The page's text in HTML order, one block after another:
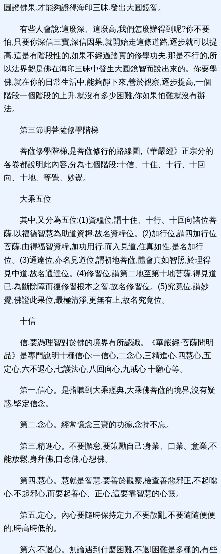
圓證佛果,才能夠證得海印三昧,發出大圓鏡智。
有些人會說:這麼深、這麼高,我們怎麼辦得到呢?你不要
怕,只要你深信三寶,深信因果,就開始走這條道路,逐步就可以提
高,這是有階段性的,如果不經過踏實的修學功夫,那是不行的,所
以法界觀是佛在海印三昧中發生大圓鏡智而說出來的。你要學
佛,就在你的日常生活中,能夠靜下來,善於觀察,逐步提高,一個
階段一個階段的上升,就沒有多少困難,你如果怕難就沒有辦
法。
第三節明菩薩修學階梯
菩薩修學階梯,是菩薩修行的路線圖,《華嚴經》正宗分的
各卷都說明此內容,分為七個階段:十信、十住、十行、十回
向、十地、等覺、妙覺。
大乘五位
其中,又分為五位:(1)資糧位,謂十住、十行、十回向諸位菩
薩,以福德智慧為助道資糧,故名資糧位。(2)加行位,謂四加行位
菩薩,由得福智資糧,加功用行,而入見道,住真如性,是名加行
位。(3)通達位,亦名見道位,謂初地菩薩,體會真如智照,於理得
見中道,故名通達位。(4)修習位,謂第二地至第十地菩薩,得見道
已,為斷除障而復修習根本之智,故名修習位。(5)究竟位,謂妙
覺,佛證此果位,最極清淨,更無有上,故名究竟位。
十信
信,要憑理智對於佛的境界有所認識。《華嚴經·菩薩問明
品》是專門說明十種信心:一信心,二念心,三精進心,四慧心,五
定心,六不退心,七護法心,八回向心,九戒心,十願心等。
第一,信心。是指聽到大乘經典,大乘佛菩薩的境界,沒有疑
惑,堅定信念。
第二,念心。經常憶念三寶的功德,念持不忘。
第三,精進心。不要懈怠,要策勵自己:身業、口業、意業,不
能放鬆,身拜佛,口念佛,心想佛。
第四,慧心。慧就是智慧,要善於觀察,檢查善惡邪正,不起噁
心,不起邪心,而要起善心、正心,這要靠智慧的心靈。
第五,定心。內心要隨時保持定力,不要散亂,不要隨隨便便
的,時高時低的。
第六,不退心。無論遇到什麼困難,不退!困難是多種的,有些